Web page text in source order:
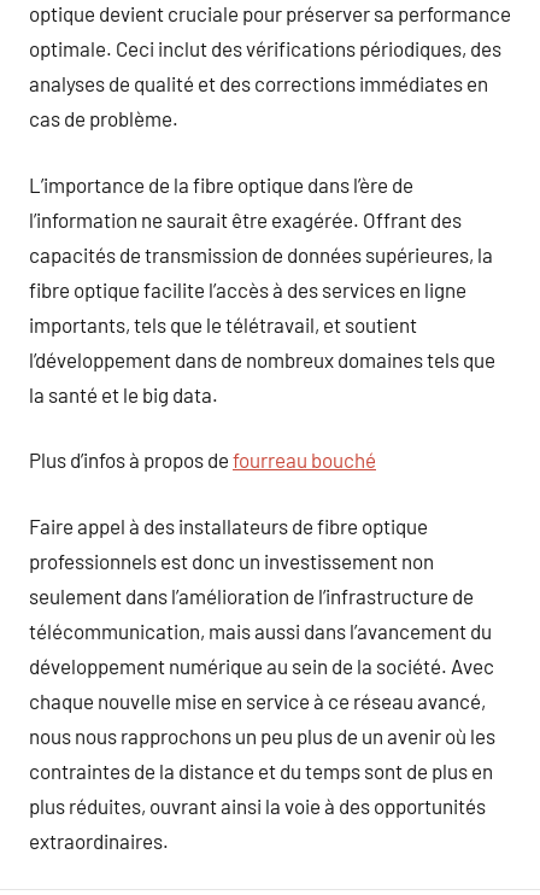
optique devient cruciale pour préserver sa performance
optimale. Ceci inclut des vérifications périodiques, des
analyses de qualité et des corrections immédiates en
cas de problème.
L’importance de la fibre optique dans l’ère de
l’information ne saurait être exagérée. Offrant des
capacités de transmission de données supérieures, la
fibre optique facilite l’accès à des services en ligne
importants, tels que le télétravail, et soutient
l’développement dans de nombreux domaines tels que
la santé et le big data.
Plus d’infos à propos de fourreau bouché
Faire appel à des installateurs de fibre optique
professionnels est donc un investissement non
seulement dans l’amélioration de l’infrastructure de
télécommunication, mais aussi dans l’avancement du
développement numérique au sein de la société. Avec
chaque nouvelle mise en service à ce réseau avancé,
nous nous rapprochons un peu plus de un avenir où les
contraintes de la distance et du temps sont de plus en
plus réduites, ouvrant ainsi la voie à des opportunités
extraordinaires.